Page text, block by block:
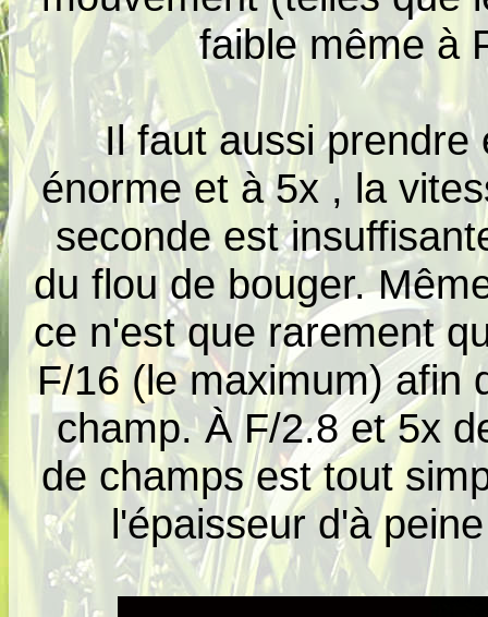
faible même à
Il faut aussi prendre
énorme et à 5x , la
seconde est
du flou de bouger.
ce n'est que rarement
F/16 (le maximum) afin
champ. À F/2.8 et 5x
de champs est tout
l'épaisseur d'à